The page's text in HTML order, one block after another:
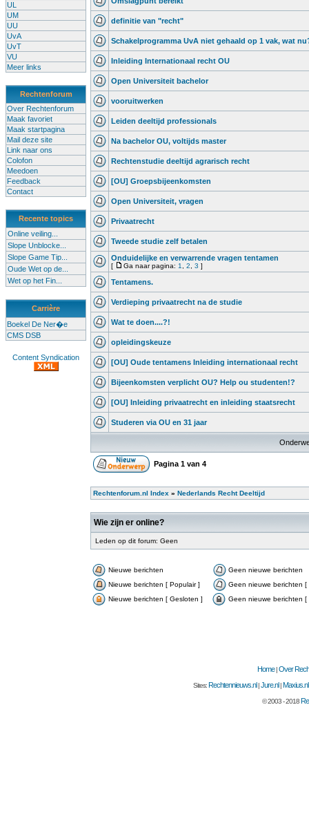
UL
UM
UU
UvA
UvT
VU
Meer links
Rechtenforum
Over Rechtenforum
Maak favoriet
Maak startpagina
Mail deze site
Link naar ons
Colofon
Meedoen
Feedback
Contact
Recente topics
Online veiling...
Slope Unblocke...
Slope Game Tip...
Oude Wet op de...
Wet op het Fin...
Carrière
Boekel De Ner�e
CMS DSB
Content Syndication
definitie van "recht"
Schakelprogramma UvA niet gehaald op 1 vak, wat
Inleiding Internationaal recht OU
Open Universiteit bachelor
vooruitwerken
Leiden deeltijd professionals
Na bachelor OU, voltijds master
Rechtenstudie deeltijd agrarisch recht
[OU] Groepsbijeenkomsten
Open Universiteit, vragen
Privaatrecht
Tweede studie zelf betalen
Onduidelijke en verwarrende vragen tentamen
[ Ga naar pagina: 1 2 3 ]
Tentamens.
Verdieping privaatrecht na de studie
Wat te doen....?!
opleidingskeuze
[OU] Oude tentamens Inleiding internationaal recht
Bijeenkomsten verplicht OU? Help ou studenten!?
[OU] Inleiding privaatrecht en inleiding staatsrecht
Studeren via OU en 31 jaar
Pagina 1 van 4
Rechtenforum.nl Index » Nederlands Recht Deeltijd
Wie zijn er online?
Leden op dit forum: Geen
Nieuwe berichten
Geen nieuwe berichten
Nieuwe berichten [ Populair ]
Geen nieuwe berichten [
Nieuwe berichten [ Gesloten ]
Geen nieuwe berichten [
Home|Over
Sites:Rechtennieuws.nl |Jure.nl |Maxius.nl
© 2003 - 2018